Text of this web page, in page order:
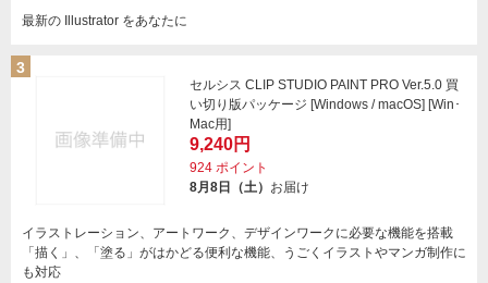
最新の Illustrator をあなたに
3
セルシス CLIP STUDIO PAINT PRO Ver.5.0 買
い切り版パッケージ [Windows / macOS] [Win･
Mac用]
9,240円
924 ポイント
8月8日（土） お届け
イラストレーション、アートワーク、デザインワークに必要な機能を搭載
「描く」、「塗る」がはかどる便利な機能、うごくイラストやマンガ制作に
も対応